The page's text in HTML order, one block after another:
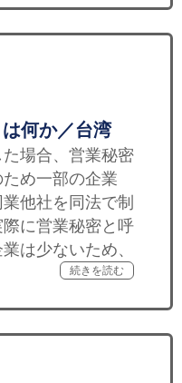
何か／台湾
場合、営業秘密
め一部の企業
他社を同法で制
に営業秘密と呼
は少ないため、
続きを読む